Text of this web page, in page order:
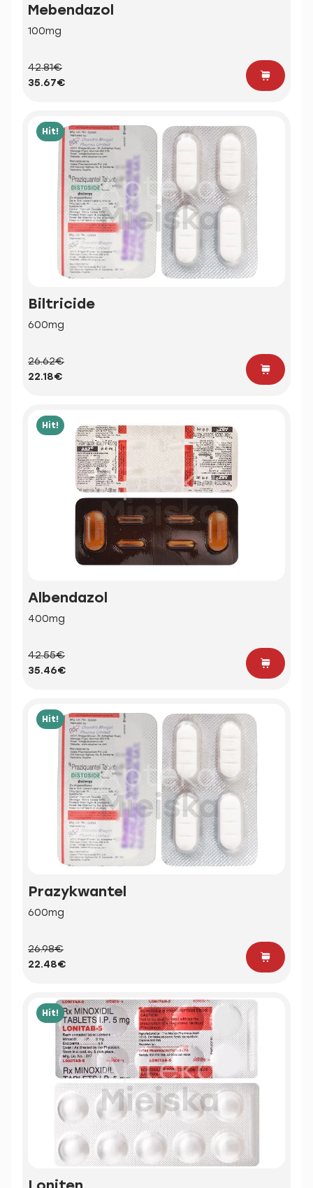
Mebendazol
100mg
42.81€
35.67€
Hit!
Biltricide
600mg
26.62€
22.18€
Hit!
Albendazol
400mg
42.55€
35.46€
Hit!
Prazykwantel
600mg
26.98€
22.48€
Hit!